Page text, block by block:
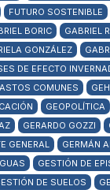
FUTURO SOSTENIBLE
BORIC
GABRIEL
GONZÁLEZ
DE EFECTO
COMUNES
GEOPOLÍTICA
GERARDO GOZZI
GENERAL
GERMÁN
GESTIÓN DE
DE SUELOS